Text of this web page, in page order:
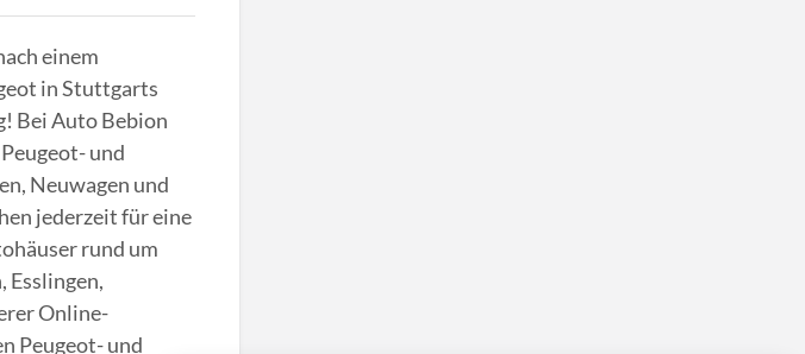
einem
in Stuttgarts
Bei Auto Bebion
und
Neuwagen und
jederzeit für eine
rund um
Esslingen,
Online-
Peugeot- und